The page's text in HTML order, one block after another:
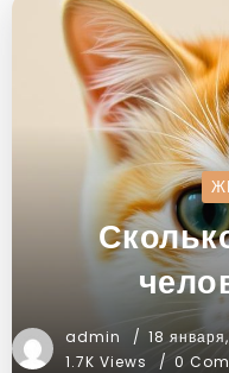
admin 18
1.7K Views
0